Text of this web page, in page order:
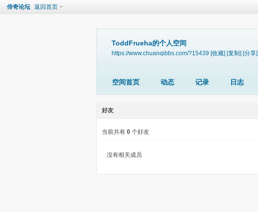
传奇论坛 返回首页
ToddFrueha的个人空间
https://www.chuanqibbs.com/?15439 [收藏] [复制] [分享]
空间首页 动态 记录 日志
好友
当前共有 0 个好友
没有相关成员